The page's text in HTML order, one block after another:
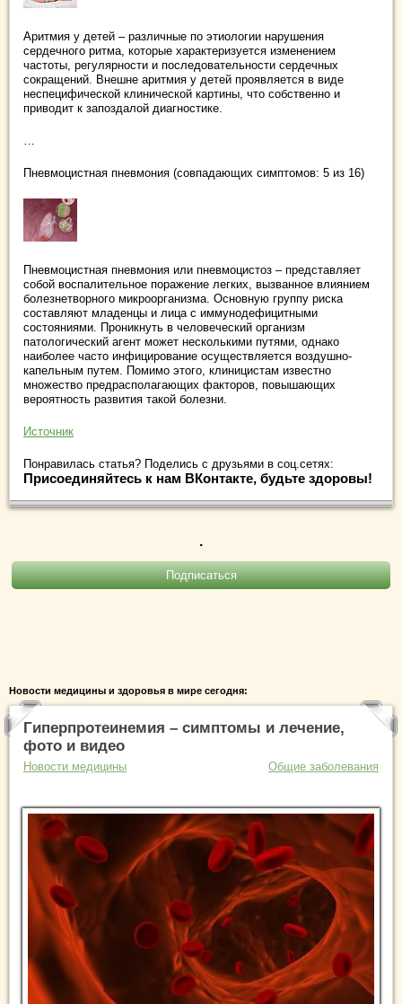
Аритмия у детей – различные по этиологии нарушения
сердечного ритма, которые характеризуется изменением
частоты, регулярности и последовательности сердечных
сокращений. Внешне аритмия у детей проявляется в виде
неспецифической клинической картины, что собственно и
приводит к запоздалой диагностике.
Пневмоцистная пневмония (совпадающих симптомов: 5 из 16)
Пневмоцистная пневмония или пневмоцистоз – представляет
собой воспалительное поражение легких, вызванное влиянием
болезнетворного микроорганизма. Основную группу риска
составляют младенцы и лица с иммунодефицитными
состояниями. Проникнуть в человеческий организм
патологический агент может несколькими путями, однако
наиболее часто инфицирование осуществляется воздушно-
капельным путем. Помимо этого, клиницистам известно
множество предрасполагающих факторов, повышающих
вероятность развития такой болезни.
Источник
Понравилась статья? Поделись с друзьями в соц.сетях:
Присоединяйтесь к нам ВКонтакте, будьте здоровы!
.
Новости медицины и здоровья в мире сегодня:
Гиперпротеинемия – симптомы и лечение,
фото и видео
Новости медицины Общие заболевания